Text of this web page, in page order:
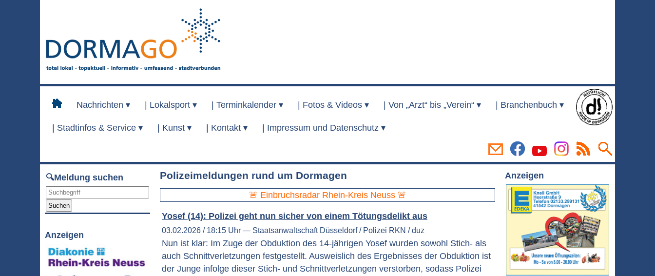
Nachrichten ▾ Lokalsport ▾ Terminkalender ▾ Fotos & Videos ▾ Von „Arzt“ bis „Verein“ ▾ Branchenbuch ▾
Stadtinfos & Service ▾ Kunst ▾ Kontakt ▾ Impressum und Datenschutz ▾
🔍Meldung suchen
Suchen
Anzeigen
Polizeimeldungen rund um Dormagen
🚨 Einbruchsradar Rhein-Kreis Neuss 🚨
Yosef (14): Polizei geht nun sicher von einem Tötungsdelikt aus
03.02.2026 / 18:15 Uhr — Staatsanwaltschaft Düsseldorf / Polizei RKN / duz
Nun ist klar: Im Zuge der Obduktion des 14-jährigen Yosef wurden sowohl Stich- als
auch Schnittverletzungen festgestellt. Ausweislich des Ergebnisses der Obduktion ist
der Junge infolge dieser Stich- und Schnittverletzungen verstorben, sodass Polizei
Anzeigen